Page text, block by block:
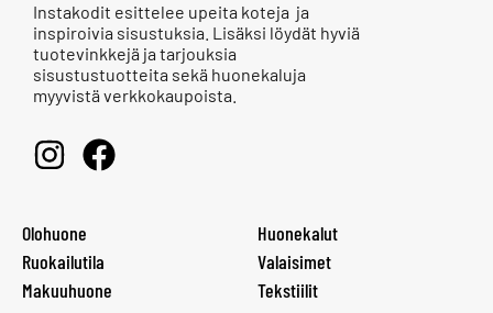
Instakodit esittelee upeita koteja ja
inspiroivia sisustuksia. Lisäksi löydät hyviä
tuotevinkkejä ja tarjouksia
sisustustuotteita sekä huonekaluja
myyvistä verkkokaupoista.
Olohuone
Ruokailutila
Makuuhuone
Huonekalut
Valaisimet
Tekstiilit